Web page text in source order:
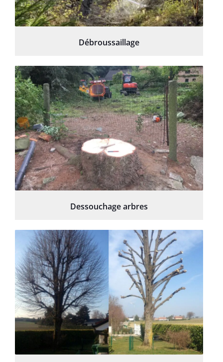
Débroussaillage
Dessouchage arbres